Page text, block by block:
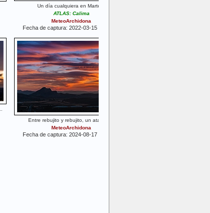
Un día cualquiera en Marte...
ATLAS: Calima
MeteoArchidona
Fecha de captura: 2022-03-15 16:25:15
Entre rebujito y rebujito, un atardecer
MeteoArchidona
Fecha de captura: 2024-08-17 21:18:12